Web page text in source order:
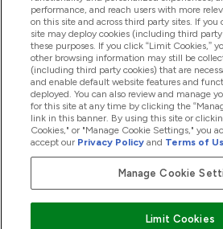
会社概要
特典＆ポイント
2026 The Hut.com Ltd
Pay with
performance, and reach users with more
on this site and across third party sites. If you
site may deploy cookies (including third
these purposes. If you click “Limit Cookies,”
other browsing information may still be
(including third party cookies) that are
and enable default website features and
deployed. You can also review and manage
for this site at any time by clicking the
link in this banner. By using this site or
Cookies," or "Manage Cookie Settings," you
accept our Privacy Policy and Terms of
Manage Cookie
Limit Cookies